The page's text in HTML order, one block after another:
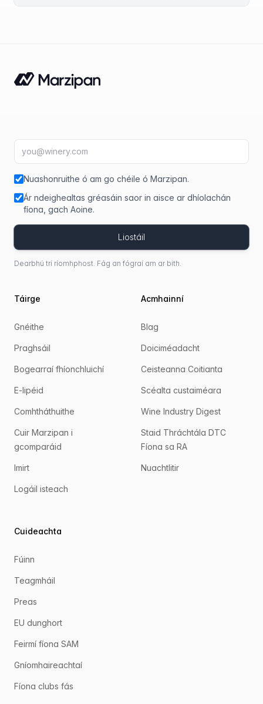
Seoladh ríomhphoist
Nuashonruithe ó am go chéile ó Marzipan.
Ár ndeighealtas gréasáin saor in aisce ar dhíolachán
fíona, gach Aoine.
Liostáil
Dearbhú trí ríomhphost. Fág an fógraí am ar bith.
Táirge
Gnéithe
Praghsáil
Bogearraí fhíonchluichí
E-lipéid
Comhtháthuithe
Cuir Marzipan i
gcomparáid
Imirt
Logáil isteach
Acmhainní
Blag
Doiciméadacht
Ceisteanna Coitianta
Scéalta custaiméara
Wine Industry Digest
Staid Thráchtála DTC
Fíona sa RA
Nuachtlitir
Cuideachta
Fúinn
Teagmháil
Preas
EU dunghort
Feirmí fíona SAM
Gníomhaireachtaí
Fíona clubs fás